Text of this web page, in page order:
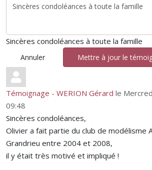
Sincères condoléances à toute la famille
Annuler Mettre à jour le
Témoignage - WERION Gérard le
09:48
Sincères condoléances,
Olivier a fait partie du club de modélisme
Grandrieu entre 2004 et 2008,
il y était très motivé et impliqué !